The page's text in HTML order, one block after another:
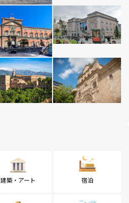
建築・アート 宿泊